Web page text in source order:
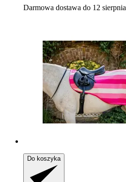
Darmowa dostawa do 12 sierpnia
Do koszyka